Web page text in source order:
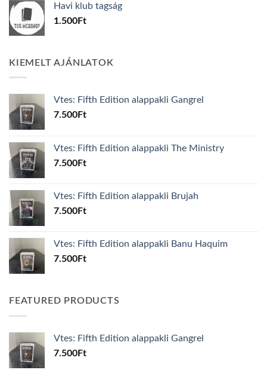
600Ft.100Ft.
Havi klub tagság
1.500Ft
KIEMELT AJÁNLATOK
Vtes: Fifth Edition alappakli Gangrel
7.500Ft
Vtes: Fifth Edition alappakli The Ministry
7.500Ft
Vtes: Fifth Edition alappakli Brujah
7.500Ft
Vtes: Fifth Edition alappakli Banu Haquim
7.500Ft
FEATURED PRODUCTS
Vtes: Fifth Edition alappakli Gangrel
7.500Ft